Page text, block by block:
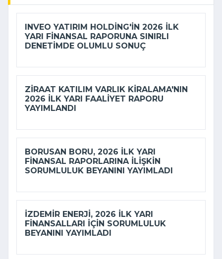
INVEO YATIRIM HOLDING'IN 2026 ILK
YARI FINANSAL RAPORUNA SINIRLI
DENETIMDE OLUMLU SONUÇ
ZIRAAT KATILIM VARLIK KIRALAMA'NIN
2026 ILK YARI FAALIYET RAPORU
YAYIMLANDI
BORUSAN BORU, 2026 ILK YARI
FINANSAL RAPORLARINA ILIŞKIN
SORUMLULUK BEYANINI YAYIMLADI
İZDEMİR ENERJI, 2026 ILK YARI
FINANSALLARI IÇIN SORUMLULUK
BEYANINI YAYIMLADI